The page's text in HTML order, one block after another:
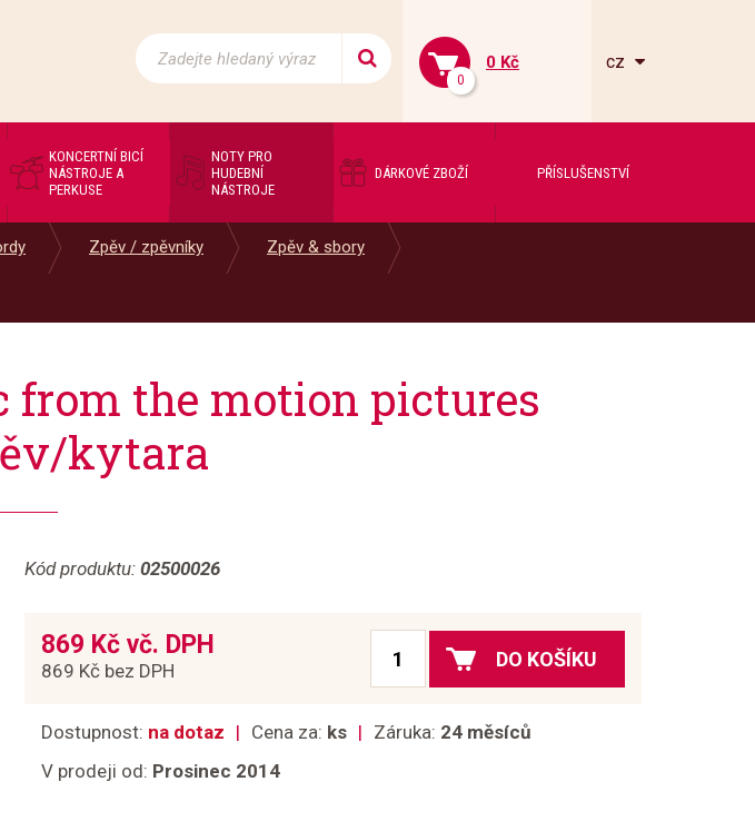
0
0 Kč cz
KONCERTNÍ BICÍ
NÁSTROJE A
PERKUSE
NOTY PRO
HUDEBNÍ
NÁSTROJE
DÁRKOVÉ ZBOŽÍ PŘÍSLUŠENSTVÍ
Zpěv / zpěvníky Zpěv & sbory
from the motion pictures
kytara
Kód produktu: 02500026
869 Kč vč. DPH
869 Kč bez DPH
DO KOŠÍKU
Dostupnost: na dotaz Cena za: ks Záruka: 24 měsíců
V prodeji od: Prosinec 2014